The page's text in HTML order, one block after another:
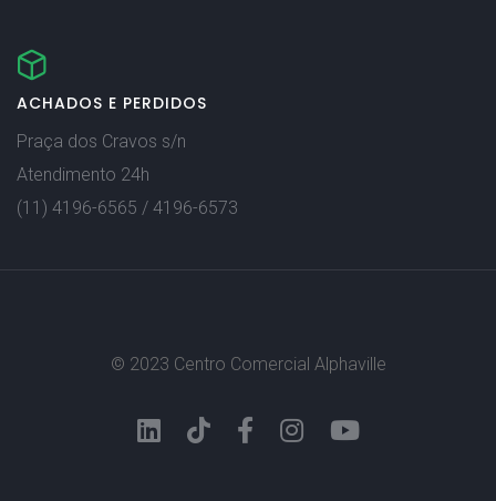
ACHADOS E PERDIDOS
Praça dos Cravos s/n
Atendimento 24h
(11) 4196-6565 / 4196-6573
© 2023 Centro Comercial Alphaville